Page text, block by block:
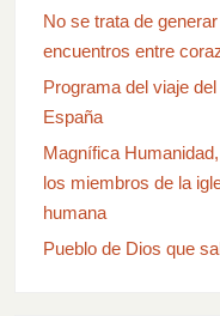
No se trata de
encuentros entre
Programa del viaje
España
Magnífica
los miembros de la
humana
Pueblo de Dios que